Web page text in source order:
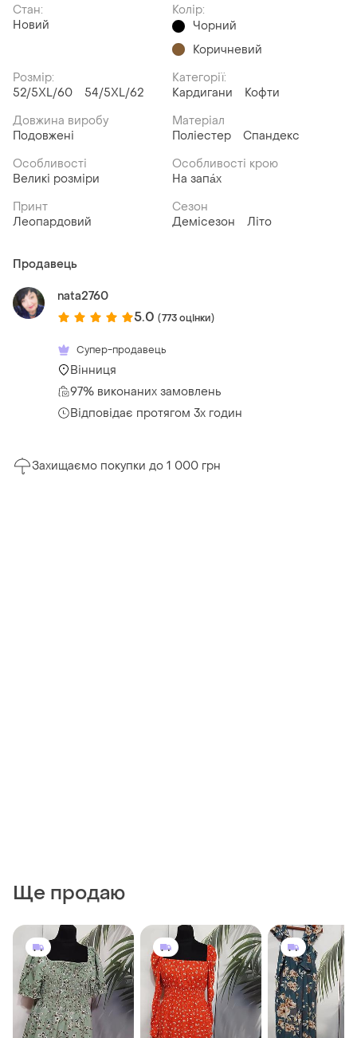
Стан:
Новий
Колір:
Чорний
Коричневий
Розмір:
52/5XL/60
54/5XL/62
Категорії:
Кардигани
Кофти
Довжина виробу
Подовжені
Матеріал
Поліестер
Спандекс
Особливості
Великі розміри
Особливості крою
На запа́х
Принт
Леопардовий
Сезон
Демісезон
Літо
Продавець
nata2760
5.0 (773 оцінки)
Супер-продавець
Вінниця
97% виконаних замовлень
Відповідає протягом 3х годин
Захищаємо покупки до 1 000 грн
Ще продаю